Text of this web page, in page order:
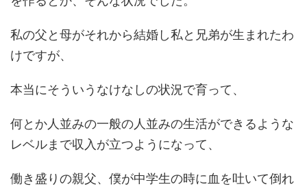
私の父と母がそれから結婚し私と兄弟が生まれたわ
けですが、
本当にそういうなけなしの状況で育って、
何とか人並みの一般の人並みの生活ができるような
レベルまで収入が立つようになって、
働き盛りの親父、僕が中学生の時に血を吐いて倒れ